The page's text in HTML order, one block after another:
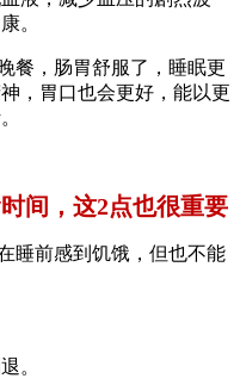
。
餐，肠胃舒服了，睡眠更
，胃口也会更好，能以更
间，这2点也很重要
睡前感到饥饿，但也不能
。